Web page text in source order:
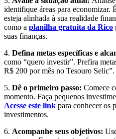
identifique áreas para economizar.
esteja alinhada à sua realidade
como a planilha gratuita da Rico
suas finanças.
4. Defina metas específicas e
como “quero investir”. Prefira
R$ 200 por mês no Tesouro Selic”.
5. Dê o primeiro passo: Comece
momento. Faça pequenos
Acesse este link para conhecer os
investimentos.
6. Acompanhe seus objetivos: